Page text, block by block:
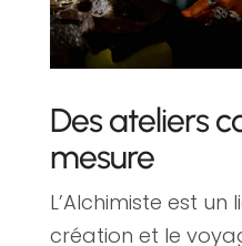
Des ateliers
mesure
L’Alchimiste est
création et le